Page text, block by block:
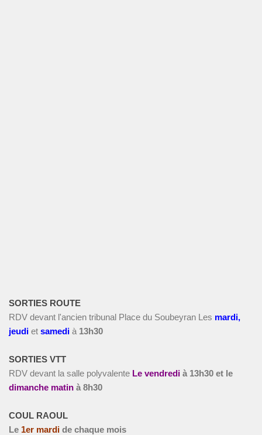
SORTIES ROUTE
RDV devant l'ancien tribunal Place du Soubeyran Les mardi,
jeudi et samedi à 13h30
SORTIES VTT
RDV devant la salle polyvalente Le vendredi à 13h30 et le
dimanche matin à 8h30
COUL RAOUL
Le 1er mardi de chaque mois